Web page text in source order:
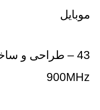
موبایل
43 – طراحی و
900MHz